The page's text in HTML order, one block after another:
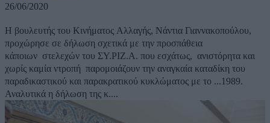
26/06/2020
Η βουλευτής του Κινήματος Αλλαγής, Νάντια Γιαννακοπούλου,
προχώρησε σε δήλωση σχετικά με την προσπάθεια
κάποιων στελεχών του ΣΥ.ΡΙΖ.Α. που εσχάτως, ανιστόρητα και
χωρίς καμία ντροπή παρομοιάζουν την αναγκαία καταδίκη του
παραδικαστικού και παρακρατικού κυκλώματος με το ...1989.
Αναλυτικά η δήλωση της κ....